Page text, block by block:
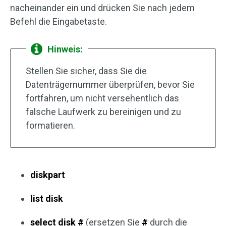
nacheinander ein und drücken Sie nach jedem
Befehl die Eingabetaste.
Hinweis:
Stellen Sie sicher, dass Sie die
Datenträgernummer überprüfen, bevor Sie
fortfahren, um nicht versehentlich das
falsche Laufwerk zu bereinigen und zu
formatieren.
diskpart
list disk
select disk # (ersetzen Sie # durch die